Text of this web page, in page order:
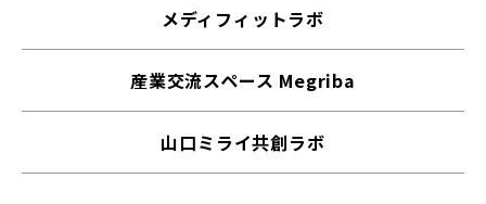
メディフィットラボ
産業交流スペース Megriba
山口ミライ共創ラボ